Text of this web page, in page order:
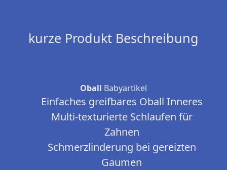
kurze Produkt Beschreibung
Oball Babyartikel
Einfaches greifbares Oball Inneres
Multi-texturierte Schlaufen für
Zahnen
Schmerzlinderung bei gereizten
Gaumen